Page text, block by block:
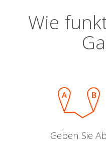
Wie
Geben Sie